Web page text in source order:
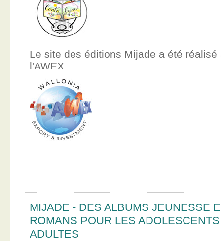
Le site des éditions Mijade a été réalisé
l'AWEX
MIJADE - DES ALBUMS JEUNESSE
ROMANS POUR LES
ADULTES